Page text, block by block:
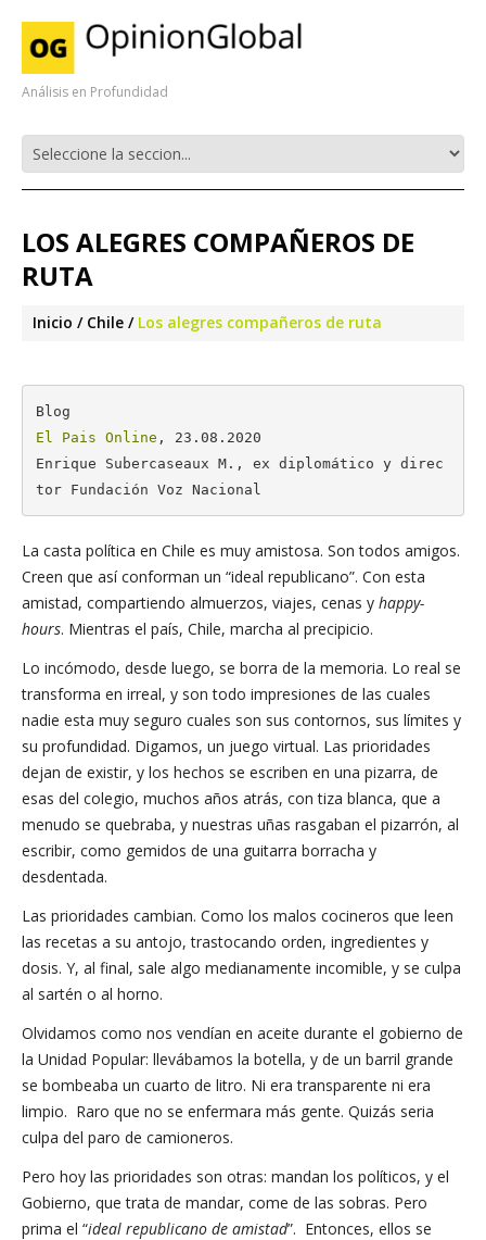
Análisis en Profundidad
LOS ALEGRES COMPAÑEROS DE
RUTA
Inicio Chile Los alegres compañeros de ruta
El Pais Online , 23.08.2020
Enrique Subercaseaux M., ex diplomático y direc
tor Fundación Voz Nacional
La casta política en Chile es muy amistosa. Son todos amigos.
Creen que así conforman un “ideal republicano”. Con esta
amistad, compartiendo almuerzos, viajes, cenas y happy-
hours. Mientras el país, Chile, marcha al precipicio.
Lo incómodo, desde luego, se borra de la memoria. Lo real se
transforma en irreal, y son todo impresiones de las cuales
nadie esta muy seguro cuales son sus contornos, sus límites y
su profundidad. Digamos, un juego virtual. Las prioridades
dejan de existir, y los hechos se escriben en una pizarra, de
esas del colegio, muchos años atrás, con tiza blanca, que a
menudo se quebraba, y nuestras uñas rasgaban el pizarrón, al
escribir, como gemidos de una guitarra borracha y
desdentada.
Las prioridades cambian. Como los malos cocineros que leen
las recetas a su antojo, trastocando orden, ingredientes y
dosis. Y, al final, sale algo medianamente incomible, y se culpa
al sartén o al horno.
Olvidamos como nos vendían en aceite durante el gobierno de
la Unidad Popular: llevábamos la botella, y de un barril grande
se bombeaba un cuarto de litro. Ni era transparente ni era
limpio. Raro que no se enfermara más gente. Quizás seria
culpa del paro de camioneros.
Pero hoy las prioridades son otras: mandan los políticos, y el
Gobierno, que trata de mandar, come de las sobras. Pero
prima el “ideal republicano de amistad”. Entonces, ellos se